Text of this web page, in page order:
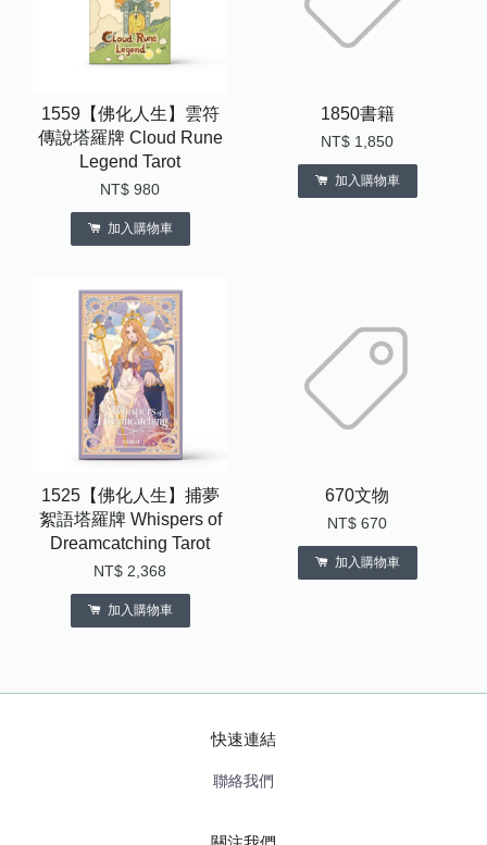
1559【佛化人生】雲符
傳說塔羅牌 Cloud Rune
Legend Tarot
NT$ 980
加入購物車
1850書籍
NT$ 1,850
加入購物車
1525【佛化人生】捕夢
絮語塔羅牌 Whispers of
Dreamcatching Tarot
NT$ 2,368
加入購物車
670文物
NT$ 670
加入購物車
快速連結
聯絡我們